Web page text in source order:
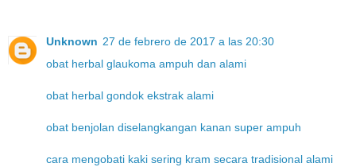
Unknown 27 de febrero de 2017 a las 20:30
obat herbal glaukoma ampuh dan alami
obat herbal gondok ekstrak alami
obat benjolan diselangkangan kanan super ampuh
cara mengobati kaki sering kram secara tradisional alami